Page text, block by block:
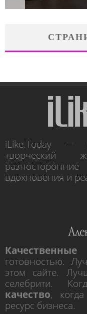
iLike.Today —
творческий
вдохновения и
Качественные
готовностью.
этом сайте.
селебрити.
качество, когда
ресурс бизнеса.